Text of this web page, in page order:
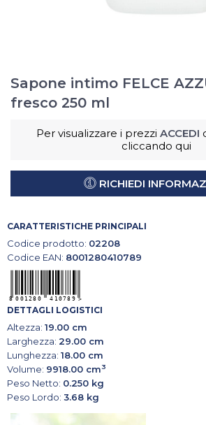
Sapone intimo FELCE
fresco 250 ml
Per visualizzare i prezzi ACCEDI
cliccando qui
RICHIEDI
CARATTERISTICHE PRINCIPALI
Codice prodotto: 02208
Codice EAN: 8001280410789
DETTAGLI LOGISTICI
Altezza: 19.00 cm
Larghezza: 29.00 cm
Lunghezza: 18.00 cm
Volume: 9918.00 cm3
Peso Netto: 0.250 kg
Peso Lordo: 3.68 kg